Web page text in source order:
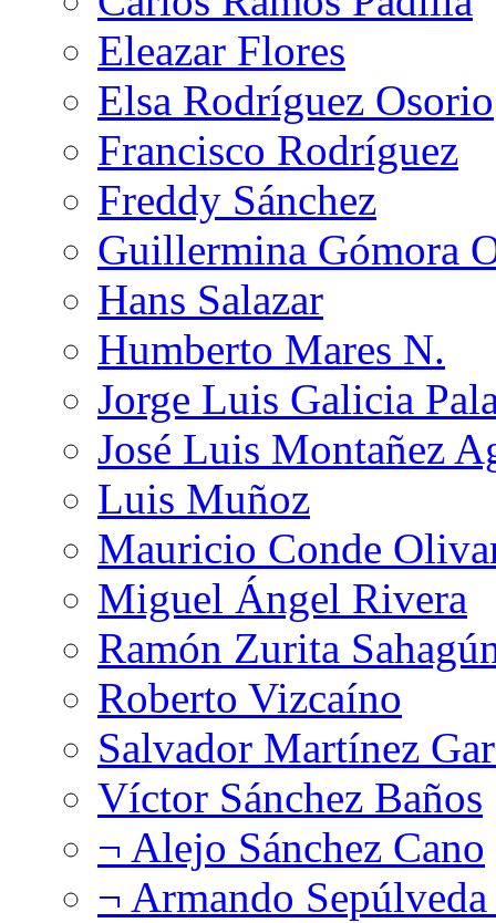
Eleazar Flores
Elsa Rodríguez Osorio
Francisco Rodríguez
Freddy Sánchez
Guillermina Gómora
Hans Salazar
Humberto Mares N.
Jorge Luis Galicia
José Luis Montañez
Luis Muñoz
Mauricio Conde
Miguel Ángel Rivera
Ramón Zurita
Roberto Vizcaíno
Salvador Martínez
Víctor Sánchez Baños
¬ Alejo Sánchez Cano
¬ Armando